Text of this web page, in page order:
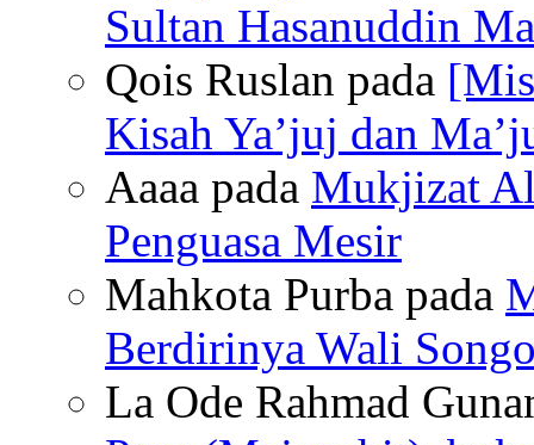
Sultan Hasanuddin
Qois Ruslan pada
Kisah Ya’juj dan
Aaaa pada Mukjizat
Penguasa Mesir
Mahkota Purba pada
Berdirinya Wali
La Ode Rahmad